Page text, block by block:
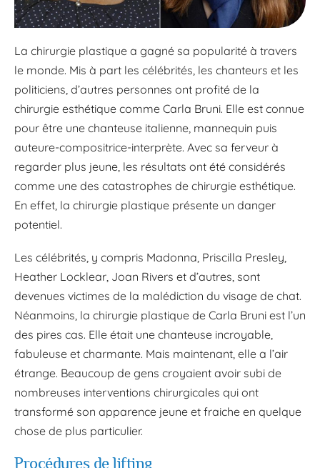
La chirurgie plastique a gagné sa popularité à travers
le monde. Mis à part les célébrités, les chanteurs et les
politiciens, d’autres personnes ont profité de la
chirurgie esthétique comme Carla Bruni. Elle est connue
pour être une chanteuse italienne, mannequin puis
auteure-compositrice-interprète. Avec sa ferveur à
regarder plus jeune, les résultats ont été considérés
comme une des catastrophes de chirurgie esthétique.
En effet, la chirurgie plastique présente un danger
potentiel.
Les célébrités, y compris Madonna, Priscilla Presley,
Heather Locklear, Joan Rivers et d’autres, sont
devenues victimes de la malédiction du visage de chat.
Néanmoins, la chirurgie plastique de Carla Bruni est l’un
des pires cas. Elle était une chanteuse incroyable,
fabuleuse et charmante. Mais maintenant, elle a l’air
étrange. Beaucoup de gens croyaient avoir subi de
nombreuses interventions chirurgicales qui ont
transformé son apparence jeune et fraiche en quelque
chose de plus particulier.
Procédures de lifting